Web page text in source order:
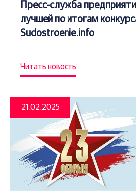
Пресс-служба
лучшей по итогам
Sudostroenie.info
Читать новость
21.02.2025